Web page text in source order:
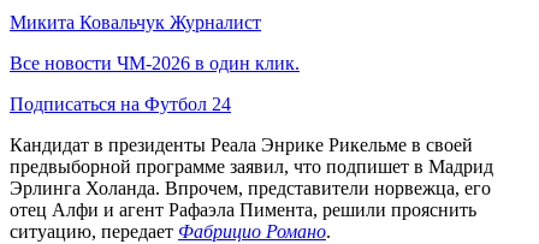
Микита Ковальчук Журналист
Все новости ЧМ-2026 в один клик.
Подписаться на Футбол 24
Кандидат в президенты Реала Энрике Рикельме в своей
предвыборной программе заявил, что подпишет в Мадрид
Эрлинга Холанда. Впрочем, представители норвежца, его
отец Алфи и агент Рафаэла Пимента, решили прояснить
ситуацию, передает Фабрицио Романо.